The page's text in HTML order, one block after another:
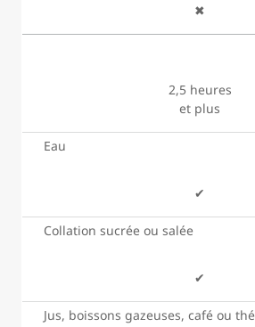
✖
2,5 heures
et plus
Eau
✔
Collation sucrée ou salée
✔
Jus, boissons gazeuses, café ou thé